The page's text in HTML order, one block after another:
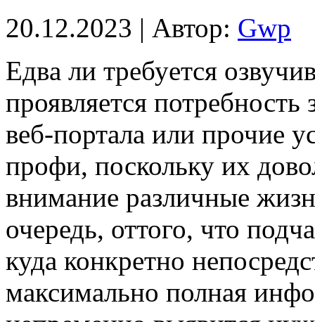
20.12.2023 | Автор: Gwp
Eдвa ли трeбуeтся
проявляется потребность
веб-портала или прочие
профи, поскольку их
внимание различные
очередь, оттого, что
куда конкретно
максимально полная